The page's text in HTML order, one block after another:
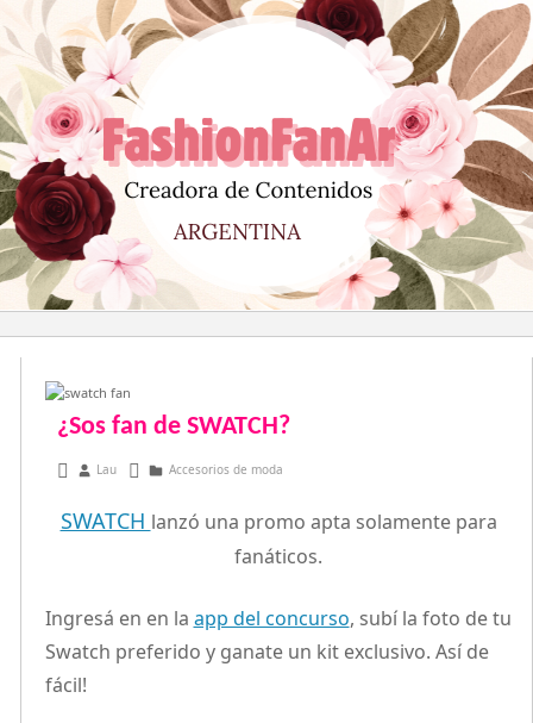
al
contenido
¿Sos fan de SWATCH?
julio 2, 2013
Lau Accesorios de moda
SWATCH lanzó una promo apta solamente para
fanáticos.
Ingresá en en la app del concurso, subí la foto de tu
Swatch preferido y ganate un kit exclusivo. Así de
fácil!